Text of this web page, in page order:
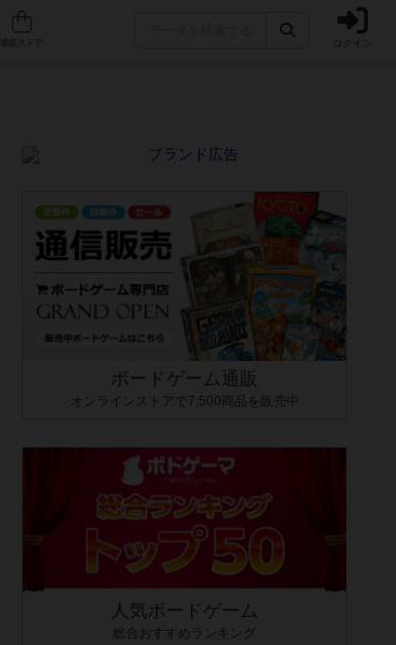
人気ボードゲーム ログイン
ボードゲーム通販
オンラインストアで7,500商品を販売中
人気ボードゲーム
総合おすすめランキング